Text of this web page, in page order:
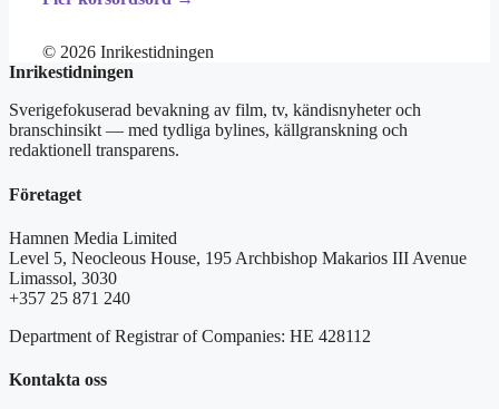
© 2026 Inrikestidningen
Inrikestidningen
Sverigefokuserad bevakning av film, tv, kändisnyheter och
branschinsikt — med tydliga bylines, källgranskning och
redaktionell transparens.
Företaget
Hamnen Media Limited
Level 5, Neocleous House, 195 Archbishop Makarios III Avenue
Limassol, 3030
+357 25 871 240
Department of Registrar of Companies: HE 428112
Kontakta oss